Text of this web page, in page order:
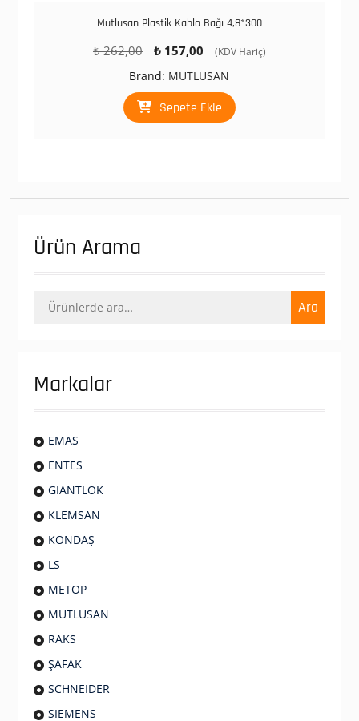
Mutlusan Plastik Kablo Bağı 4,8*300
₺262,00
Orijinal
₺ 262,00.
₺157,00
Şu
fiyat:
₺ 157,00.
(KDV Hariç)
Brand: MUTLUSAN
Sepete Ekle
Ürün Arama
Ara: Ara
Markalar
EMAS
ENTES
GIANTLOK
KLEMSAN
KONDAŞ
LS
METOP
MUTLUSAN
RAKS
ŞAFAK
SCHNEIDER
SIEMENS